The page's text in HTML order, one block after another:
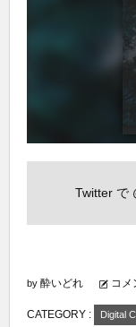
Twitter で
by 酔いどれ コメ
CATEGORY : Digital